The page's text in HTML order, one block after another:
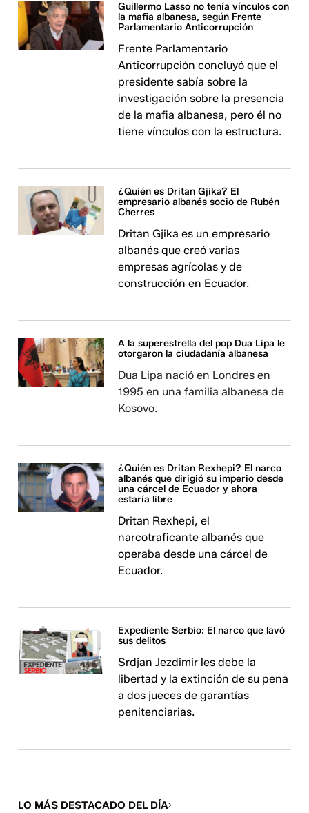
Guillermo Lasso no tenía vínculos con
la mafia albanesa, según Frente
Parlamentario Anticorrupción
Frente Parlamentario
Anticorrupción concluyó que el
presidente sabía sobre la
investigación sobre la presencia
de la mafia albanesa, pero él no
tiene vínculos con la estructura.
¿Quién es Dritan Gjika? El
empresario albanés socio de Rubén
Cherres
Dritan Gjika es un empresario
albanés que creó varias
empresas agrícolas y de
construcción en Ecuador.
A la superestrella del pop Dua Lipa le
otorgaron la ciudadanía albanesa
Dua Lipa nació en Londres en
1995 en una familia albanesa de
Kosovo.
¿Quién es Dritan Rexhepi? El narco
albanés que dirigió su imperio desde
una cárcel de Ecuador y ahora
estaría libre
Dritan Rexhepi, el
narcotraficante albanés que
operaba desde una cárcel de
Ecuador.
Expediente Serbio: El narco que lavó
sus delitos
Srdjan Jezdimir les debe la
libertad y la extinción de su pena
a dos jueces de garantías
penitenciarias.
LO MÁS DESTACADO DEL DÍA